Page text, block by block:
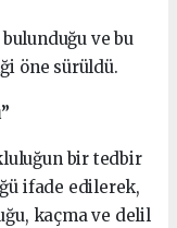
ve bu
öne sürüldü.
bir tedbir
ifade edilerek,
kaçma ve delil